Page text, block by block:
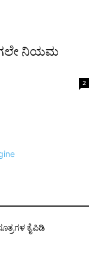
ನಿಯಮ
2
ಕೈಪಿಡಿ